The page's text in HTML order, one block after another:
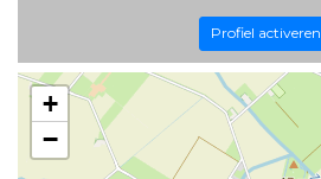
Profiel activeren
+
−